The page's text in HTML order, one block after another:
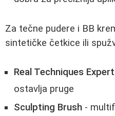
Za tečne pudere i BB
sintetičke četkice ili
Real Techniques
ostavlja pruge
Sculpting Brush -